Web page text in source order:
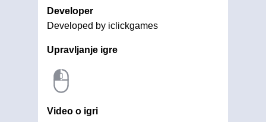
Developer
Developed by iclickgames
Upravljanje igre
Video o igri